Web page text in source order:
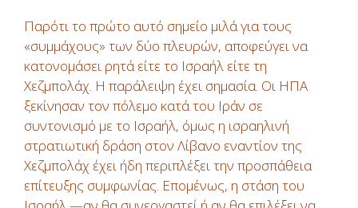
Παρότι το πρώτο αυτό σημείο μιλά για τους
«συμμάχους» των δύο πλευρών, αποφεύγει να
κατονομάσει ρητά είτε το Ισραήλ είτε τη
Χεζμπολάχ. Η παράλειψη έχει σημασία. Οι ΗΠΑ
ξεκίνησαν τον πόλεμο κατά του Ιράν σε
συντονισμό με το Ισραήλ, όμως η ισραηλινή
στρατιωτική δράση στον Λίβανο εναντίον της
Χεζμπολάχ έχει ήδη περιπλέξει την προσπάθεια
επίτευξης συμφωνίας. Επομένως, η στάση του